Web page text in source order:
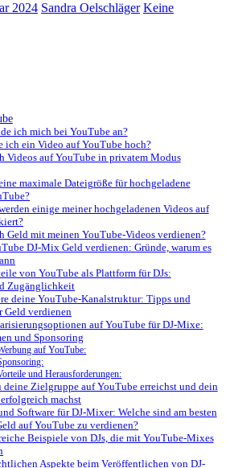
2024 Sandra Oelschläger Keine
ich mich bei YouTube an?
ich ein Video auf YouTube hoch?
Videos auf YouTube in privatem Modus
maximale Dateigröße für hochgeladene
einige meiner hochgeladenen Videos auf
Geld mit meinen YouTube-Videos verdienen?
DJ-Mix Geld verdienen: Gründe, warum es
von YouTube ⁣als Plattform für DJs:
Zugänglichkeit
deine YouTube-Kanalstruktur: Tipps und
Geld verdienen
auf YouTube für DJ-Mixe:
und Sponsoring
auf YouTube:
und Herausforderungen:
deine Zielgruppe auf YouTube erreichst und dein
machst
Software‌ für DJ-Mixer: Welche sind am besten
auf YouTube zu verdienen?
Beispiele von DJs, die mit YouTube-Mixes
Aspekte beim⁤ Veröffentlichen von DJ-